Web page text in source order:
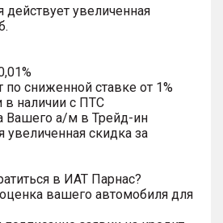
действует увеличенная
сниженной ставке от 1%
в наличии с ПТС
Вашего а/м в Трейд-ин
увеличенная скидка за
в ИАТ Парнас?
вашего автомобиля для